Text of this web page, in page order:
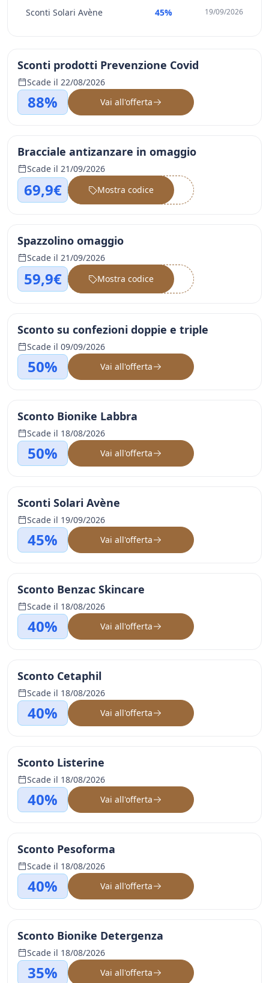
Sconti Solari Avène 45% 19/09/2026
Sconti prodotti Prevenzione Covid
Scade il 22/08/2026
88% Vai all'offerta
Bracciale antizanzare in omaggio
Scade il 21/09/2026
69,9€ ••••••
Mostra codice
Spazzolino omaggio
Scade il 21/09/2026
59,9€ ••••••
Mostra codice
Sconto su confezioni doppie e triple
Scade il 09/09/2026
50% Vai all'offerta
Sconto Bionike Labbra
Scade il 18/08/2026
50% Vai all'offerta
Sconti Solari Avène
Scade il 19/09/2026
45% Vai all'offerta
Sconto Benzac Skincare
Scade il 18/08/2026
40% Vai all'offerta
Sconto Cetaphil
Scade il 18/08/2026
40% Vai all'offerta
Sconto Listerine
Scade il 18/08/2026
40% Vai all'offerta
Sconto Pesoforma
Scade il 18/08/2026
40% Vai all'offerta
Sconto Bionike Detergenza
Scade il 18/08/2026
35% Vai all'offerta